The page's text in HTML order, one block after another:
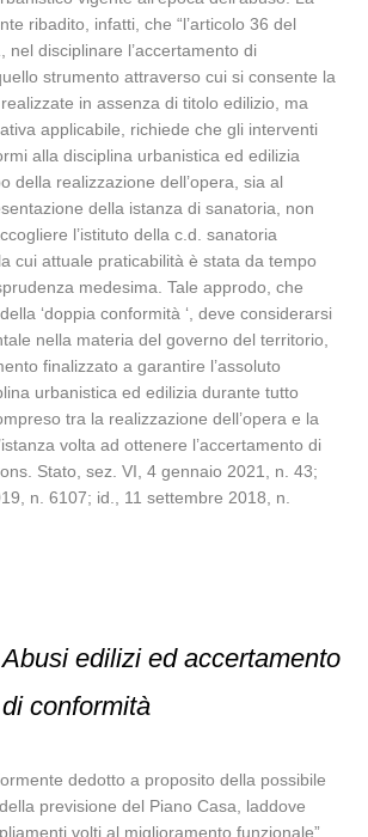
ribadito, infatti, che “l’articolo 36 del
nel disciplinare l’accertamento di
strumento attraverso cui si consente la
in assenza di titolo edilizio, ma
applicabile, richiede che gli interventi
alla disciplina urbanistica ed edilizia
della realizzazione dell’opera, sia al
della istanza di sanatoria, non
l’istituto della c.d. sanatoria
cui attuale praticabilità è stata da tempo
medesima. Tale approdo, che
‘doppia conformità ‘, deve considerarsi
nella materia del governo del territorio,
finalizzato a garantire l’assoluto
urbanistica ed edilizia durante tutto
tra la realizzazione dell’opera e la
volta ad ottenere l’accertamento di
Stato, sez. VI, 4 gennaio 2021, n. 43;
n. 6107; id., 11 settembre 2018, n.
Abusi edilizi ed accertamento
di conformità
dedotto a proposito della possibile
previsione del Piano Casa, laddove
volti al miglioramento funzionale”